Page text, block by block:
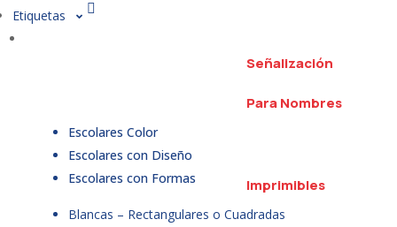
Etiquetas
Señalización
Para Nombres
Escolares Color
Escolares con Diseño
Escolares con Formas
Imprimibles
Blancas – Rectangulares o Cuadradas